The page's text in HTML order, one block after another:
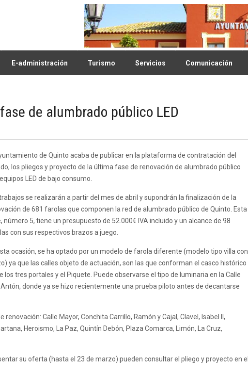
E-administración Turismo Servicios Comunicación
de alumbrado público LED
de Quinto acaba de publicar en la plataforma de contratación del
los pliegos y proyecto de la última fase de renovación de alumbrado público
LED de bajo consumo.
trabajos se realizarán a partir del mes de abril y supondrán la finalización de la
de 681 farolas que componen la red de alumbrado público de Quinto. Esta
número 5, tiene un presupuesto de 52.000€ IVA incluido y un alcance de 98
con sus respectivos brazos a juego.
ocasión, se ha optado por un modelo de farola diferente (modelo tipo villa con
ya que las calles objeto de actuación, son las que conforman el casco histórico
los tres portales y el Piquete. Puede observarse el tipo de luminaria en la Calle
donde ya se hizo recientemente una prueba piloto antes de decantarse
renovación: Calle Mayor, Conchita Carrillo, Ramón y Cajal, Clavel, Isabel II,
Heroismo, La Paz, Quintín Debón, Plaza Comarca, Limón, La Cruz,
su oferta (hasta el 23 de marzo) pueden consultar el pliego y proyecto en el